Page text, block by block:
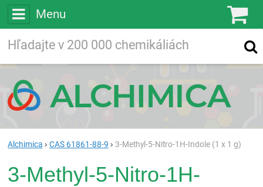
Menu
Vyhľadávanie
Alchimica CAS 61861-88-9 3-Methyl-5-Nitro-1H-Indole (1 x 1 g)
3-Methyl-5-Nitro-1H-